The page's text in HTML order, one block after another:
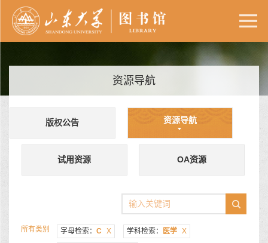
资源导航
版权公告 资源导航
试用资源 OA资源
所有类别 字母检索： C X 学科检索： 医学 X